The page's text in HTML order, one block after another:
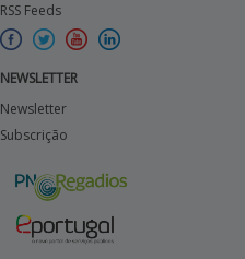
RSS Feeds
NEWSLETTER
Newsletter
Subscrição